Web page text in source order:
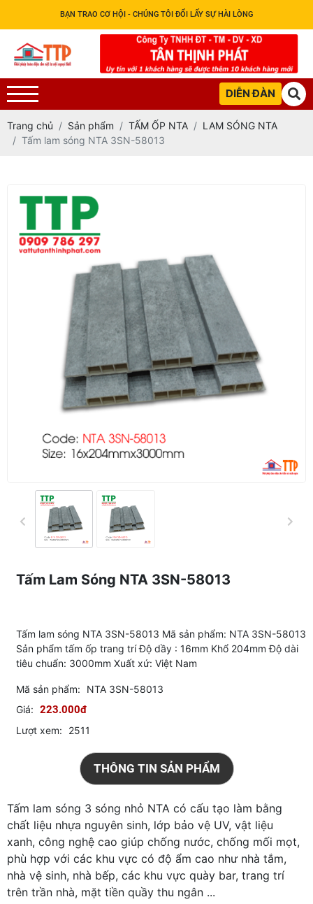
BẠN TRAO CƠ HỘI - CHÚNG TÔI ĐỔI LẤY SỰ HÀI LÒNG
DIỄN ĐÀN
Trang chủ Sản phẩm TẤM ỐP NTA
LAM SÓNG NTA
Tấm lam sóng NTA 3SN-58013
Tấm Lam Sóng NTA 3SN-58013
Tấm lam sóng NTA 3SN-58013 Mã sản phẩm: NTA 3SN-58013
Sản phẩm tấm ốp trang trí Độ dầy : 16mm Khổ 204mm Độ dài
tiêu chuẩn: 3000mm Xuất xứ: Việt Nam
Mã sản phẩm:
NTA 3SN-58013
Giá: 223.000đ
Lượt xem: 2511
THÔNG TIN SẢN PHẨM
Tấm lam sóng 3 sóng nhỏ NTA có cấu tạo làm bằng
chất liệu nhựa nguyên sinh, lớp bảo vệ UV, vật liệu
xanh, công nghệ cao giúp chống nước, chống mối mọt,
phù hợp với các khu vực có độ ẩm cao như nhà tắm,
nhà vệ sinh, nhà bếp, các khu vực quày bar, trang trí
trên trần nhà, mặt tiền quầy thu ngân ...